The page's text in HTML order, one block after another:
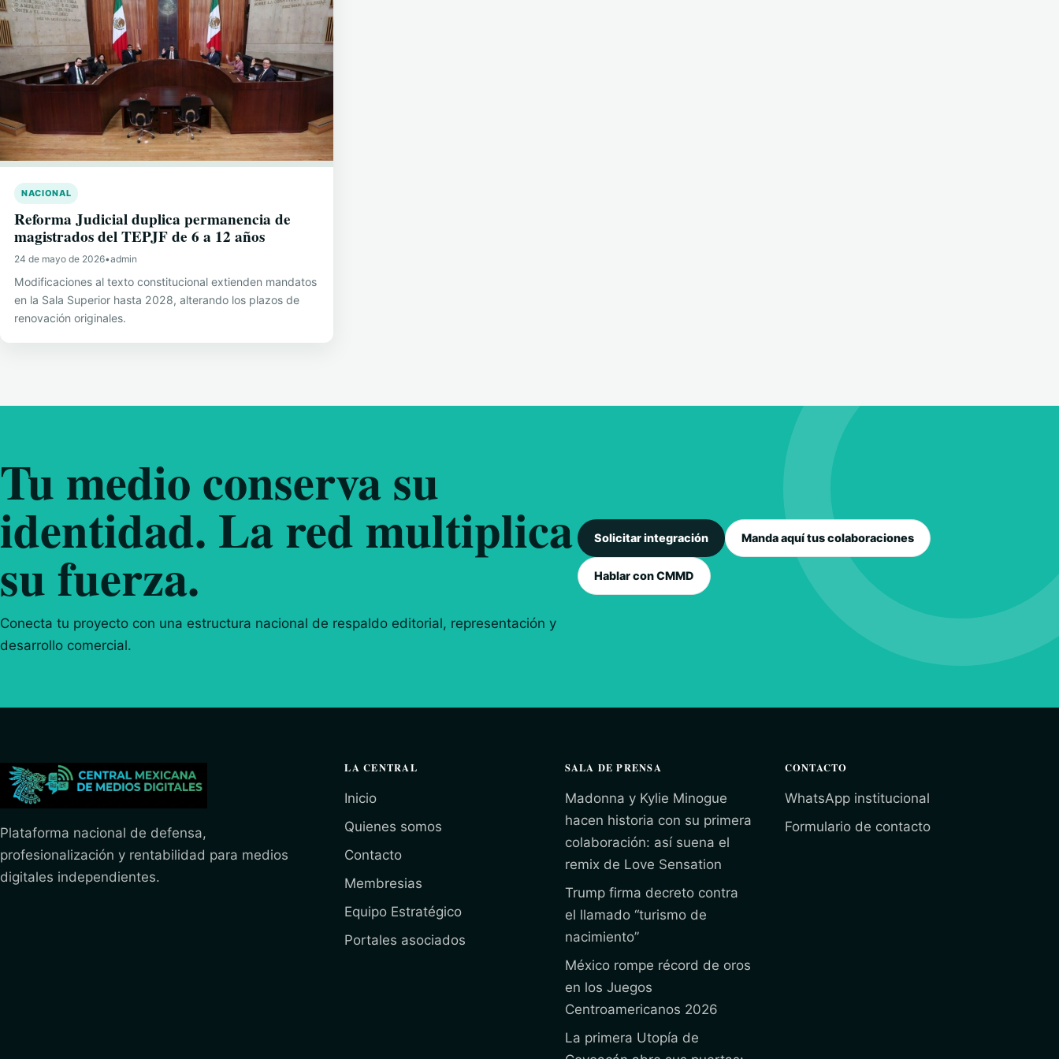
NACIONAL
Reforma Judicial duplica permanencia de
magistrados del TEPJF de 6 a 12 años
24 de mayo de 2026•admin
Modificaciones al texto constitucional extienden mandatos
en la Sala Superior hasta 2028, alterando los plazos de
renovación originales.
Tu medio conserva su
identidad. La red multiplica
su fuerza.
Conecta tu proyecto con una estructura nacional de respaldo editorial, representación y
desarrollo comercial.
Solicitar integración Manda aquí tus colaboraciones
Hablar con CMMD
Plataforma nacional de defensa,
profesionalización y rentabilidad para medios
digitales independientes.
LA CENTRAL
Inicio
Quienes somos
Contacto
Membresias
Equipo Estratégico
Portales asociados
SALA DE PRENSA
Madonna y Kylie Minogue
hacen historia con su primera
colaboración: así suena el
remix de Love Sensation
Trump firma decreto contra
el llamado “turismo de
nacimiento”
México rompe récord de oros
en los Juegos
Centroamericanos 2026
La primera Utopía de
CONTACTO
WhatsApp institucional
Formulario de contacto